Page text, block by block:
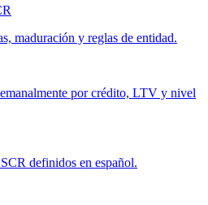
maduración y reglas de entidad.
por crédito, LTV y nivel
definidos en español.